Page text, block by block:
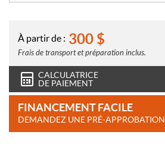
n
s
À partir de : 300 $
Frais de transport et préparation inclus.
CALCULATRICE
DE PAIEMENT
FINANCEMENT FACILE
DEMANDEZ UNE PRÉ-APPROBATION